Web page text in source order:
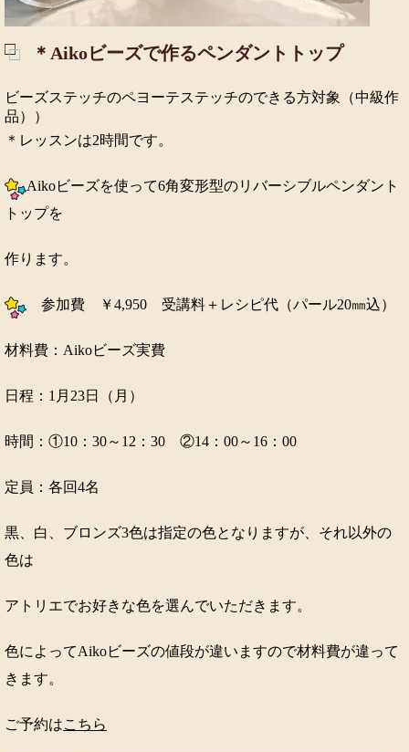
＊Aikoビーズで作るペンダントトップ
ビーズステッチのペヨーテステッチのできる方対象（中級作
品））
＊レッスンは2時間です。
Aikoビーズを使って6角変形型のリバーシブルペンダント
トップを
作ります。
参加費 ￥4,950 受講料＋レシピ代（パール20㎜込）
材料費：Aikoビーズ実費
日程：1月23日（月）
時間：①10：30～12：30 ②14：00～16：00
定員：各回4名
黒、白、ブロンズ3色は指定の色となりますが、それ以外の
色は
アトリエでお好きな色を選んでいただきます。
色によってAikoビーズの値段が違いますので材料費が違って
きます。
ご予約はこちら